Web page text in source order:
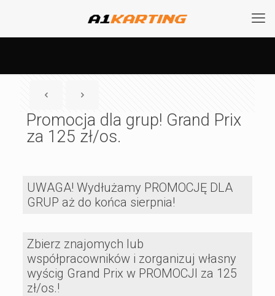
Promocja dla grup! Grand Prix
za 125 zł/os.
UWAGA! Wydłużamy PROMOCJĘ DLA
GRUP aż do końca sierpnia!
Zbierz znajomych lub
współpracowników i zorganizuj własny
wyścig Grand Prix w PROMOCJI za 125
zł/os.!